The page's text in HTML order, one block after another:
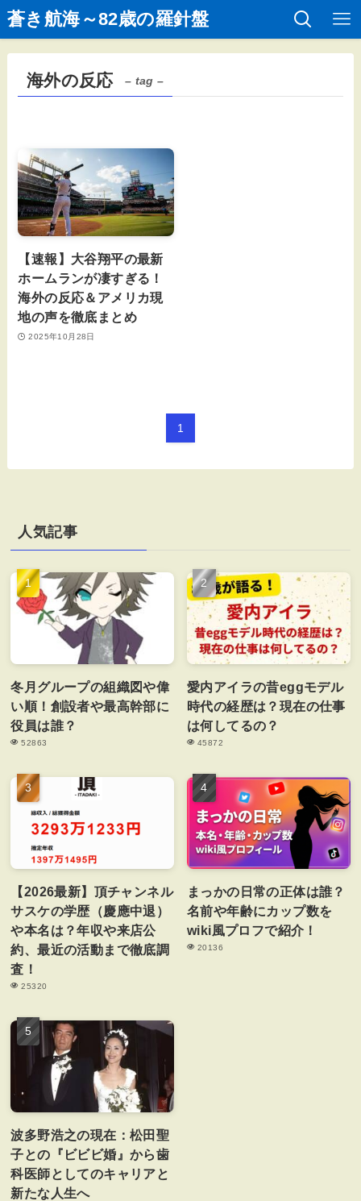
蒼き航海～82歳の羅針盤
海外の反応 – tag –
【速報】大谷翔平の最新
ホームランが凄すぎる！
海外の反応＆アメリカ現
地の声を徹底まとめ
2025年10月28日
1
人気記事
冬月グループの組織図や偉
い順！創設者や最高幹部に
役員は誰？
52863
愛内アイラの昔eggモデル
時代の経歴は？現在の仕事
は何してるの？
45872
【2026最新】頂チャンネル
サスケの学歴（慶應中退）
や本名は？年収や来店公
約、最近の活動まで徹底調
査！
25320
まっかの日常の正体は誰？
名前や年齢にカップ数を
wiki風プロフで紹介！
20136
波多野浩之の現在：松田聖
子との『ビビビ婚』から歯
科医師としてのキャリアと
新たな人生へ